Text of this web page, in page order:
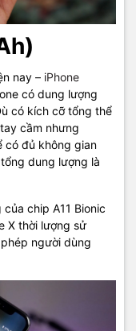
nay – iPhone
có dung lượng
có kích cỡ tổng thể
cầm nhưng
có đủ không gian
dung lượng là
chip A11 Bionic
X thời lượng sử
người dùng